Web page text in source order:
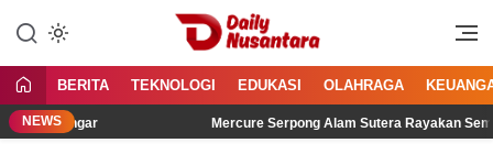
konten
Daily Nusantara
Menyajikan Fakta, Menginspirasi
BERITA TEKNOLOGI EDUKASI OLAHRAGA
NEWS Mercure Serpong Alam Sutera Rayakan